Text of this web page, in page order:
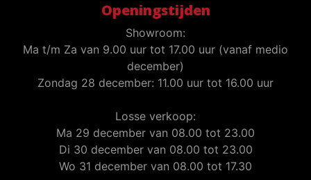
Openingstijden
Showroom:
Ma t/m Za van 9.00 uur tot 17.00 uur (vanaf medio
december)
Zondag 28 december: 11.00 uur tot 16.00 uur
Losse verkoop:
Ma 29 december van 08.00 tot 23.00
Di 30 december van 08.00 tot 23.00
Wo 31 december van 08.00 tot 17.30